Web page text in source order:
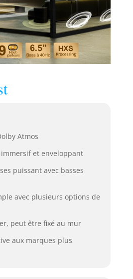
multidimensionnel
et réaliste.
Transformez votre
salon en une salle
de cinéma où
chaque détail prend
vie avec une clarté
Atmos
et enveloppant
puissant avec basses
avec plusieurs options de
peut être fixé au mur
aux marques plus